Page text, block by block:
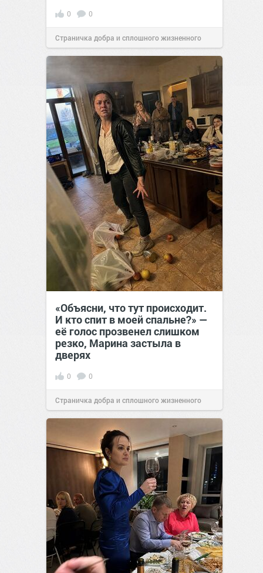
0 0
Страничка добра и сплошного жизненного
позитива!11:38Сегодня
«Объясни, что тут происходит.
И кто спит в моей спальне?» —
её голос прозвенел слишком
резко, Марина застыла в
дверях
0 0
Страничка добра и сплошного жизненного
позитива!11:38Сегодня